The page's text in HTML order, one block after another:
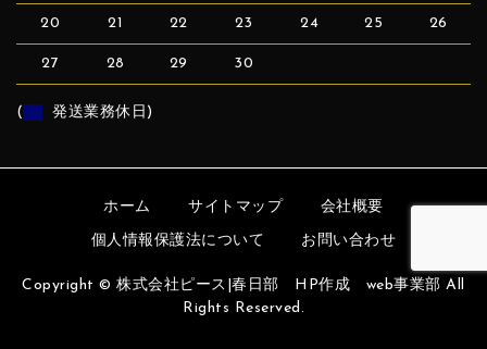
20 21 22 23 24 25 26
27 28 29 30
( 発送業務休日)
ホーム サイトマップ 会社概要
個人情報保護法について お問い合わせ
Copyright © 株式会社ピース|春日部 HP作成 web事業部 All
Rights Reserved.